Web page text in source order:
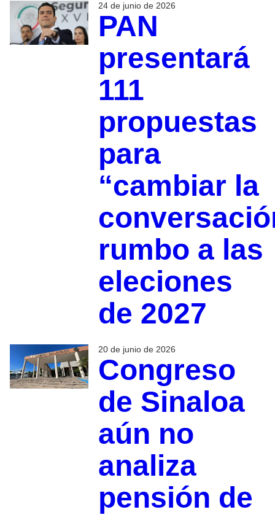
24 de junio de 2026
PAN
presentará
111
propuestas
para
“cambiar la
rumbo a las
eleciones
de 2027
20 de junio de 2026
Congreso
de Sinaloa
aún no
analiza
pensión de